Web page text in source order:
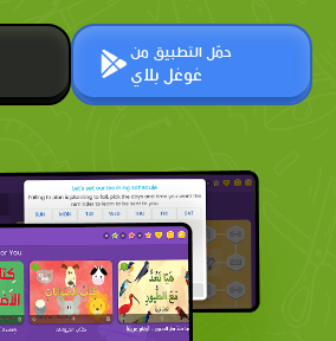
حمّل التطبيق من
غوغل بلاي